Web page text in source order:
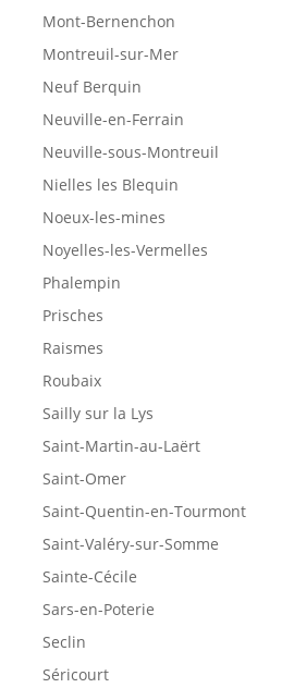
Mont-Bernenchon
Montreuil-sur-Mer
Neuf Berquin
Neuville-en-Ferrain
Neuville-sous-Montreuil
Nielles les Blequin
Noeux-les-mines
Noyelles-les-Vermelles
Phalempin
Prisches
Raismes
Roubaix
Sailly sur la Lys
Saint-Martin-au-Laërt
Saint-Omer
Saint-Quentin-en-Tourmont
Saint-Valéry-sur-Somme
Sainte-Cécile
Sars-en-Poterie
Seclin
Séricourt